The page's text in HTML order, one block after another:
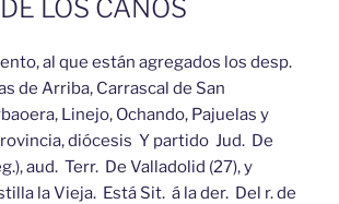
LOS CAÑOS
al que están agregados los desp.
de Arriba, Carrascal de San
Linejo, Ochando, Pajuelas y
diócesis Y partido Jud. De
aud. Terr. De Valladolid (27), y
la Vieja. Está Sit. á la der. Del r. de